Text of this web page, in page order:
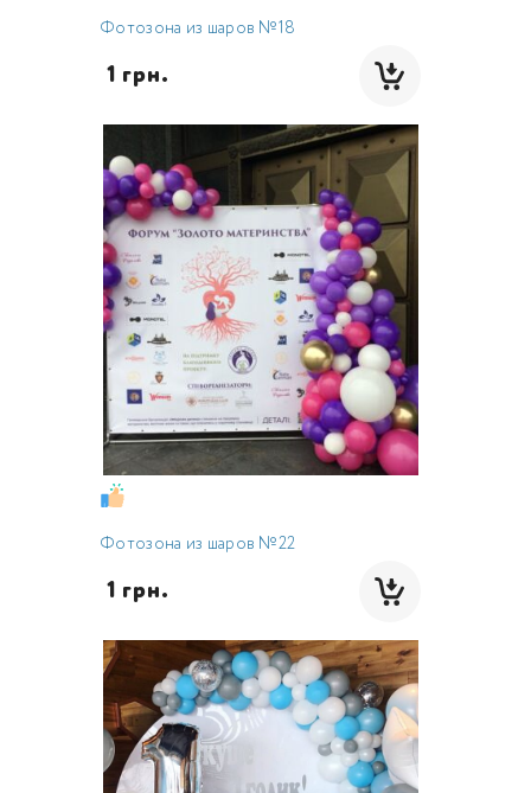
Фотозона из шаров №18
1 грн.
Фотозона из шаров №22
1 грн.